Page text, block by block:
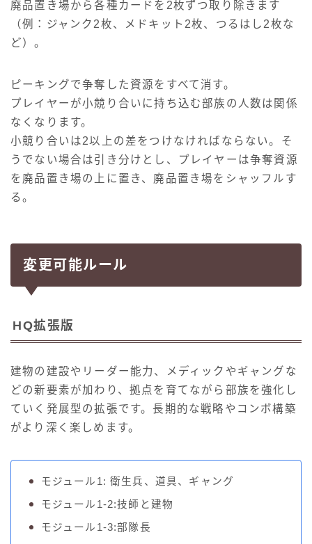
廃品置き場から各種カードを2枚ずつ取り除きます
（例：ジャンク2枚、メドキット2枚、つるはし2枚な
ど）。
ピーキングで争奪した資源をすべて消す。
プレイヤーが小競り合いに持ち込む部族の人数は関係
なくなります。
小競り合いは2以上の差をつけなければならない。そ
うでない場合は引き分けとし、プレイヤーは争奪資源
を廃品置き場の上に置き、廃品置き場をシャッフルす
る。
変更可能ルール
HQ拡張版
建物の建設やリーダー能力、メディックやギャングな
どの新要素が加わり、拠点を育てながら部族を強化し
ていく発展型の拡張です。長期的な戦略やコンボ構築
がより深く楽しめます。
モジュール1: 衛生兵、道具、ギャング
モジュール1-2:技師と建物
モジュール1-3:部隊長